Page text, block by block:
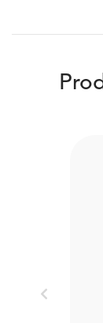
Previous